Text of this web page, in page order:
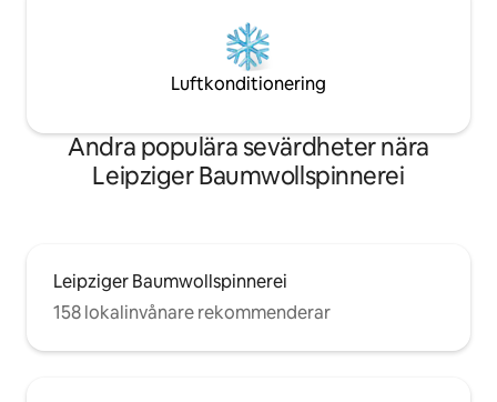
Luftkonditionering
Andra populära sevärdheter nära
Leipziger Baumwollspinnerei
Leipziger Baumwollspinnerei
158 lokalinvånare rekommenderar